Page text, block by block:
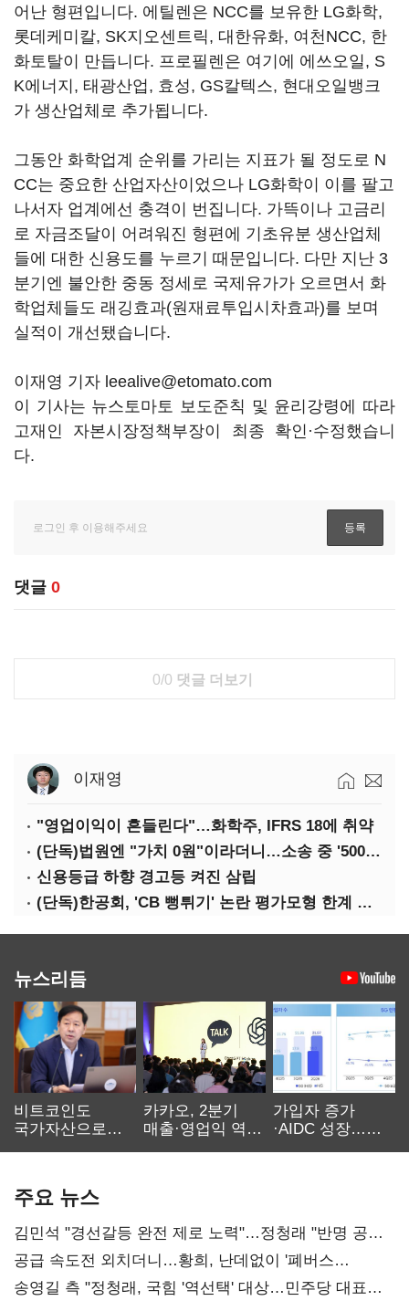
어난 형편입니다. 에틸렌은 NCC를 보유한 LG화학,
롯데케미칼, SK지오센트릭, 대한유화, 여천NCC, 한
화토탈이 만듭니다. 프로필렌은 여기에 에쓰오일, S
K에너지, 태광산업, 효성, GS칼텍스, 현대오일뱅크
가 생산업체로 추가됩니다.
그동안 화학업계 순위를 가리는 지표가 될 정도로 N
CC는 중요한 산업자산이었으나 LG화학이 이를 팔고
나서자 업계에선 충격이 번집니다. 가뜩이나 고금리
로 자금조달이 어려워진 형편에 기초유분 생산업체
들에 대한 신용도를 누르기 때문입니다. 다만 지난 3
분기엔 불안한 중동 정세로 국제유가가 오르면서 화
학업체들도 래깅효과(원재료투입시차효과)를 보며
실적이 개선됐습니다.
이재영 기자 leealive@etomato.com
이 기사는 뉴스토마토 보도준칙 및 윤리강령에 따라
고재인 자본시장정책부장이 최종 확인·수정했습니
다.
댓글 0
0/0 댓글 더보기
이재영
"영업이익이 흔들린다"…화학주, IFRS 18에 취약
(단독)법원엔 "가치 0원"이라더니…소송 중 '500원 유증' 강행한 라인게임즈
신용등급 하향 경고등 켜진 삼립
(단독)한공회, 'CB 뻥튀기' 논란 평가모형 한계 인정…당국 방관 속 장부 왜곡 수두룩
뉴스리듬
비트코인도
국가자산으로…'
카카오, 2분기
매출·영업익 역대
가입자 증가
·AIDC 성장…
주요 뉴스
김민석 "경선갈등 완전 제로 노력"…정청래 "반명 공세
사과부터"
공급 속도전 외치더니…황희, 난데없이 '폐버스
리모델링' 제안
송영길 측 "정청래, 국힘 '역선택' 대상…민주당 대표로